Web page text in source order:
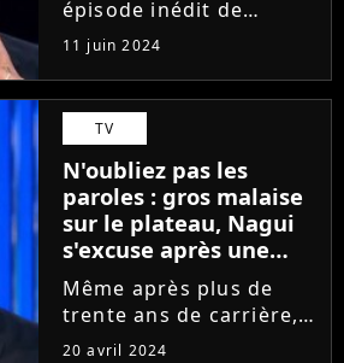
paroles
épisode inédit de
N'oubliez pas les
paroles diffusé ce lundi
10 juin 2024, Nagui a
tenu à s'adresser à un
téléspectateur en
particulier. Lassé de le
voir l'accuser...
11 juin 2024
TV
N'oubliez pas les
paroles : gros malaise
sur le plateau, Nagui
s'excuse après une
blague déplacée, "On
ne pense pas au mal
que l'on peut faire"
Même après plus de
trente ans de carrière, il
arrive encore à Nagui
20 avril 2024